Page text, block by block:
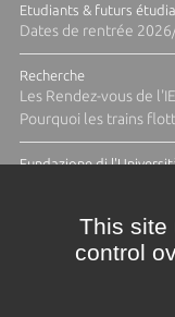
Etudiants & futurs
Dates de rentrée
Recherche
Les Rendez-vous de
Pourquoi les trains
Fundazione di
This site
control